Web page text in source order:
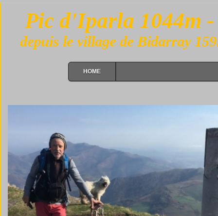
Pic d'Iparla 1044m
depuis le village de Bidarray
HOME